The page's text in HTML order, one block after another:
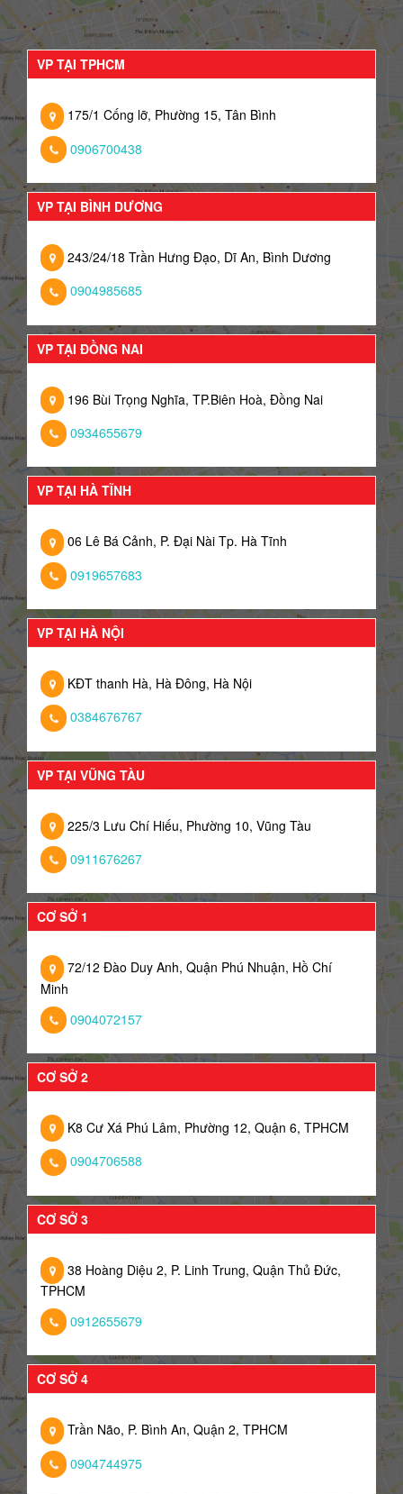
VP TẠI TPHCM
175/1 Cống lỡ, Phường 15, Tân Bình
0906700438
VP TẠI BÌNH DƯƠNG
243/24/18 Trần Hưng Đạo, Dĩ An, Bình Dương
0904985685
VP TẠI ĐỒNG NAI
196 Bùi Trọng Nghĩa, TP.Biên Hoà, Đồng Nai
0934655679
VP TẠI HÀ TĨNH
06 Lê Bá Cảnh, P. Đại Nài Tp. Hà Tĩnh
0919657683
VP TẠI HÀ NỘI
KĐT thanh Hà, Hà Đông, Hà Nội
0384676767
VP TẠI VŨNG TÀU
225/3 Lưu Chí Hiếu, Phường 10, Vũng Tàu
0911676267
CƠ SỞ 1
72/12 Đào Duy Anh, Quận Phú Nhuận, Hồ Chí
Minh
0904072157
CƠ SỞ 2
K8 Cư Xá Phú Lâm, Phường 12, Quận 6, TPHCM
0904706588
CƠ SỞ 3
38 Hoàng Diệu 2, P. Linh Trung, Quận Thủ Đức,
TPHCM
0912655679
CƠ SỞ 4
Trần Não, P. Bình An, Quận 2, TPHCM
0904744975